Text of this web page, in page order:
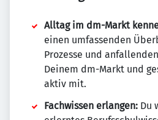
Alltag im dm-Markt
einen umfassenden
Prozesse und
Deinem dm-Markt und
aktiv mit.
Fachwissen erlangen: Du